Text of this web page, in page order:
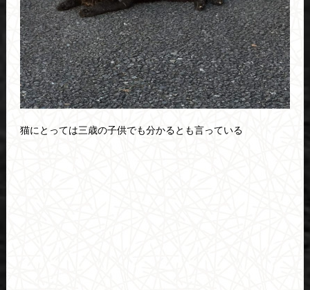
猫にとっては三歳の子供でも分かるとも言っている